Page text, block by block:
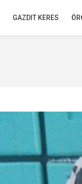
GAZDIT KERES
GAZDIT KERES